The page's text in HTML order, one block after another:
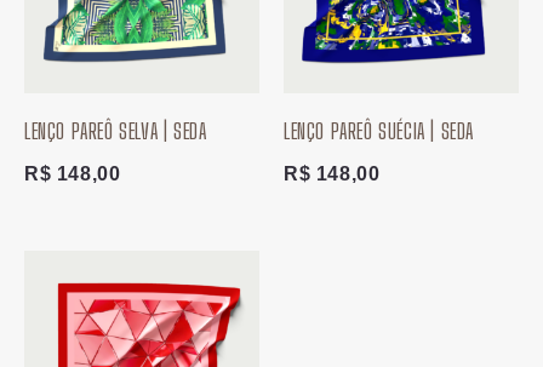
LENÇO PAREÔ SELVA | SEDA
R$ 148,00
LENÇO PAREÔ SUÉCIA | SEDA
R$ 148,00